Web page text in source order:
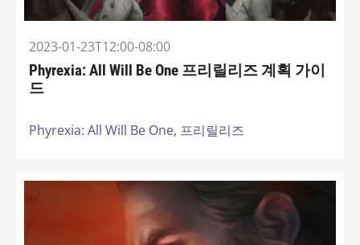
2023-01-23T12:00-08:00
Phyrexia: All Will Be One 프리릴리즈 계획 가이
드
Phyrexia: All Will Be One, 프리릴리즈